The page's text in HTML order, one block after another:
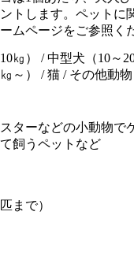
トします。ペットに
ムページをご参照く
㎏） / 中型犬（10～
～） / 猫 / その他動物
ターなどの小動物で
飼うペットなど
まで）